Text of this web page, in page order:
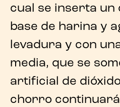
cual se inserta un
base de harina y
levadura y con
media, que se
artificial de
chorro continuará